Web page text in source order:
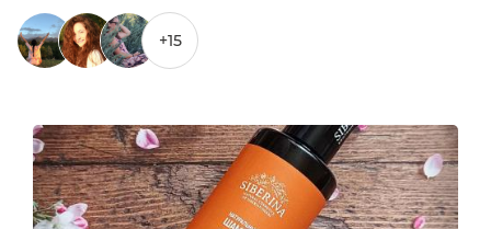
+15